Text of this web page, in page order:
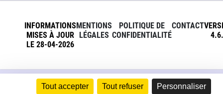
Tout accepter Tout refuser Personnaliser
INFORMATIONS
MISES À JOUR
LE 28-04-2026
MENTIONS
LÉGALES
POLITIQUE DE
CONFIDENTIALITÉ
CONTACT